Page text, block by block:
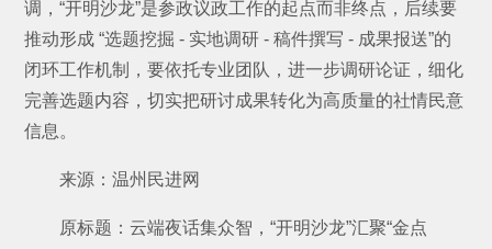
调，“开明沙龙”是参政议政工作的起点而非终点，后续要
推动形成 “选题挖掘 - 实地调研 - 稿件撰写 - 成果报送”的
闭环工作机制，要依托专业团队，进一步调研论证，细化
完善选题内容，切实把研讨成果转化为高质量的社情民意
信息。
来源：温州民进网
原标题：云端夜话集众智，“开明沙龙”汇聚“金点